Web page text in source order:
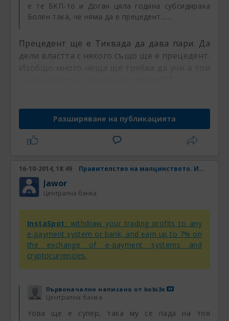
е те БКП-то и Доган цяла година субсидираха
Болен така, че няма да е прецедент......
Прецедент ще е Тиквада да дава пари. Да
дели властта с някого също ще е прецедент.
Изобщо много неща ще трябва да учи а тои
Разширяване на публикацията
16-10-2014, 18:49 Правителство на малцинството. Има ли шанс? Част 4
Jawor
Централна банка
InstaSpot: withdraw your trading profits to any
e-payment system or bank, and earn up to 7% on
the exchange of e-payment systems and
cryptocurrencies.
Първоначално написано от bobi3x
Централна банка
това ще е супер, така му се пада на тоя